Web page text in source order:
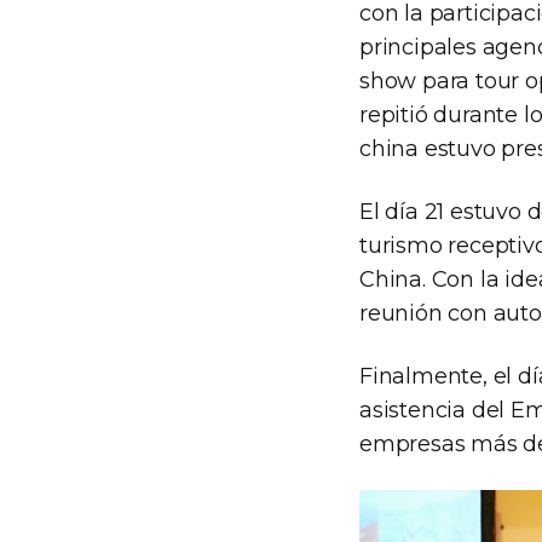
con la
principales
show para tour
repitió durante
china estuvo
El día 21 estuvo
turismo
China. Con la
reunión con
Finalmente, el
asistencia del
empresas más